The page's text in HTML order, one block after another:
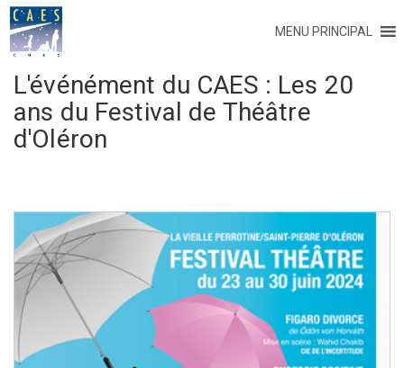
MENU PRINCIPAL
L'événément du CAES : Les 20
ans du Festival de Théâtre
d'Oléron